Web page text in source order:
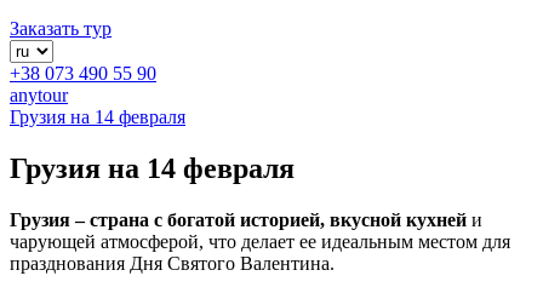
Заказать тур
+38 073 490 55 90
anytour
Грузия на 14 февраля
Грузия на 14 февраля
Грузия – страна с богатой историей, вкусной кухней и
чарующей атмосферой, что делает ее идеальным местом для
празднования Дня Святого Валентина.